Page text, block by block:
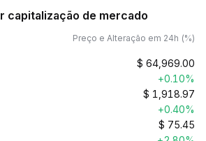
capitalização de mercado
Preço e Alteração em 24h (%)
$ 64,969.00
+0.10%
$ 1,918.97
+0.40%
$ 75.45